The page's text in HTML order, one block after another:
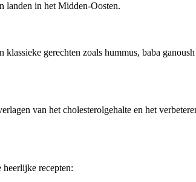
landen in het Midden-Oosten.
gerechten zoals hummus, baba
van het cholesterolgehalte en het
recepten: